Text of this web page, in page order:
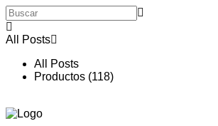
Ir
al
contenido
All Posts
All Posts
Productos (118)